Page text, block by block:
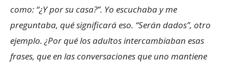
como: “¿Y por su casa?”. Yo escuchaba y me
preguntaba, qué significará eso. “Serán dados”, otro
ejemplo. ¿Por qué los adultos intercambiaban esas
frases, que en las conversaciones que uno mantiene